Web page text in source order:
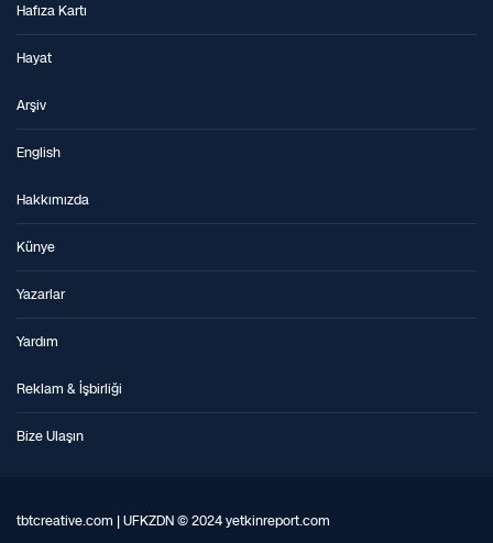
Hafıza Kartı
Hayat
Arşiv
English
Hakkımızda
Künye
Yazarlar
Yardım
Reklam & İşbirliği
Bize Ulaşın
tbtcreative.com | UFKZDN © 2024 yetkinreport.com